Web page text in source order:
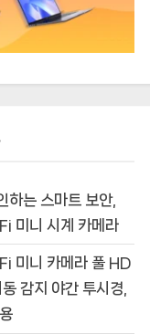
하는 스마트 보안,
니 시계 카메라
니 카메라 풀 HD
감지 야간 투시경,